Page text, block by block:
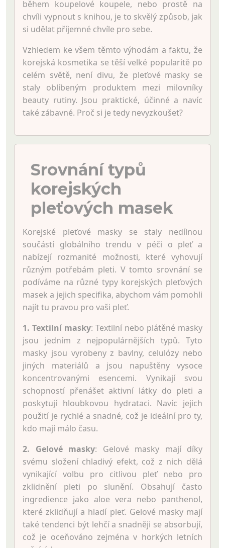
během koupelové koupele, nebo prostě na
chvíli vypnout s knihou, je to skvělý způsob, jak
si udělat příjemné chvíle pro sebe.
Vzhledem ke všem těmto výhodám a faktu, že
korejská kosmetika se těší velké popularitě po
celém světě, není divu, že pleťové masky se
staly oblíbeným produktem mezi milovníky
beauty rutiny. Jsou praktické, účinné a navíc
také zábavné. Proč si je tedy nevyzkoušet?
Srovnání typů
korejských
pleťových masek
Korejské pleťové masky se staly nedílnou
součástí globálního trendu v péči o pleť a
nabízejí rozmanité možnosti, které vyhovují
různým potřebám pleti. V tomto srovnání se
podíváme na různé typy korejských pleťových
masek a jejich specifika, abychom vám pomohli
najít tu pravou pro vaši pleť.
1. Textilní masky: Textilní nebo plátěné masky
jsou jedním z nejpopulárnějších typů. Tyto
masky jsou vyrobeny z bavlny, celulózy nebo
jiných materiálů a jsou napuštěny vysoce
koncentrovanými esencemi. Vynikají svou
schopností přenášet aktivní látky do pleti a
poskytují hloubkovou hydrataci. Navíc jejich
použití je rychlé a snadné, což je ideální pro ty,
kdo mají málo času.
2. Gelové masky: Gelové masky mají díky
svému složení chladivý efekt, což z nich dělá
vynikající volbu pro citlivou pleť nebo pro
zklidnění pleti po slunění. Obsahují často
ingredience jako aloe vera nebo panthenol,
které zklidňují a hladí pleť. Gelové masky mají
také tendenci být lehčí a snadněji se absorbují,
což je oceňováno zejména v horkých letních